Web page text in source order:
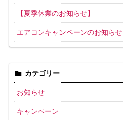
【夏季休業のお知らせ】
エアコンキャンペーンのお知らせ
カテゴリー
お知らせ
キャンペーン